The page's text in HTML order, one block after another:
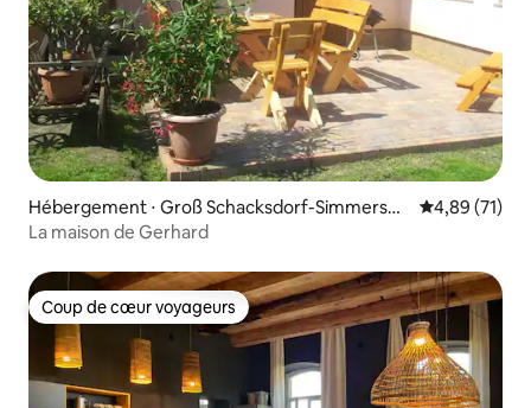
Hébergement ⋅ Groß Schacksdorf-Simmersdo
rf
Évaluation
4,89 (71)
La maison de Gerhard
Coup de cœur voyageurs
Coup de cœur voyageurs